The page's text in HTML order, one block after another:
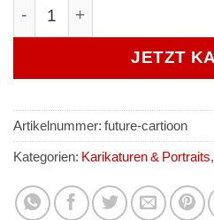
Dein Foto im Future
JETZT
Artikelnummer: future-cartioon
Kategorien: Karikaturen & Portraits,